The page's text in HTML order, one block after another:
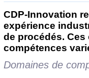
CDP-Innovation
expérience
de procédés.
compétences
Domaines de